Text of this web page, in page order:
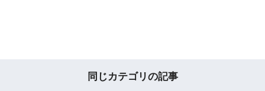
同じカテゴリの記事